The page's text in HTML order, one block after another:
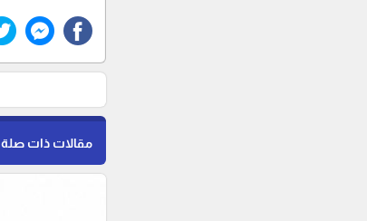
مقالات ذات صلة